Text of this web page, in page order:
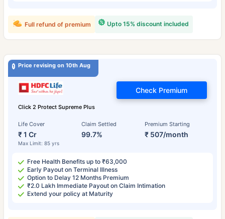
Upto 15% discount included
Full refund of premium
Price revising on 10th Aug
Click 2 Protect Supreme Plus
Life Cover
₹ 1 Cr
Max Limit: 85 yrs
Claim Settled
99.7%
Premium Starting
₹ 507/month
Check Premium
Free Health Benefits up to ₹63,000
Early Payout on Terminal Illness
Option to Delay 12 Months Premium
₹2.0 Lakh Immediate Payout on Claim Intimation
Extend your policy at Maturity